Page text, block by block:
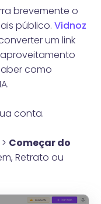
brevemente o
público.Vidnoz
um link
como
conta.
> Começar do
Retrato ou